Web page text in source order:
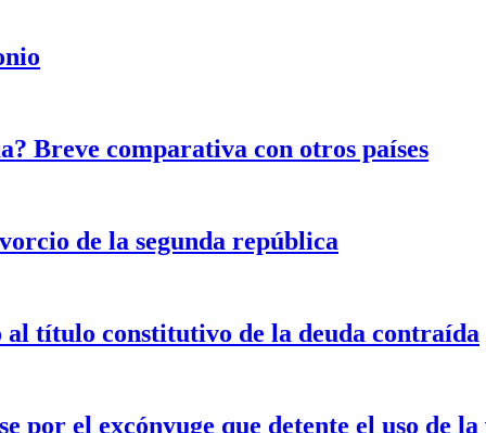
Breve comparativa con otros países
de la segunda república
título constitutivo de la deuda contraída
por el excónyuge que detente el uso de